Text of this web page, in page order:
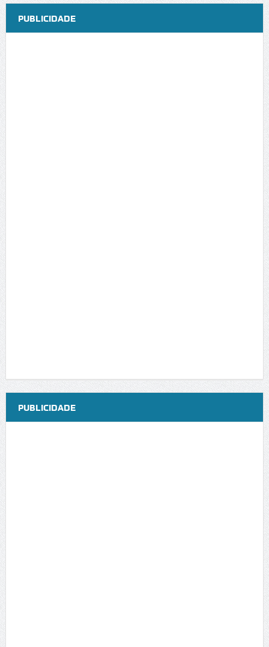
PUBLICIDADE
PUBLICIDADE